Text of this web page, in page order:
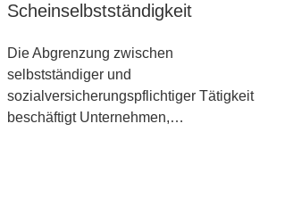
Scheinselbstständigkeit
Die Abgrenzung zwischen
selbstständiger und
sozialversicherungspflichtiger Tätigkeit
beschäftigt Unternehmen,…